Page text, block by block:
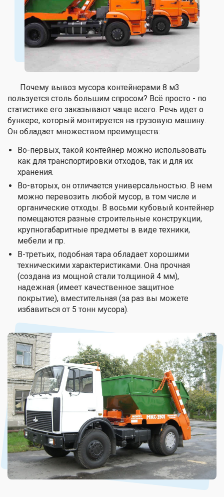
Почему вывоз мусора контейнерами 8 м3
пользуется столь большим спросом? Всё просто - по
статистике его заказывают чаще всего. Речь идет о
бункере, который монтируется на грузовую машину.
Он обладает множеством преимуществ:
Во-первых, такой контейнер можно использовать
как для транспортировки отходов, так и для их
хранения.
Во-вторых, он отличается универсальностью. В нем
можно перевозить любой мусор, в том числе и
органические отходы. В восьми кубовый контейнер
помещаются разные строительные конструкции,
крупногабаритные предметы в виде техники,
мебели и пр.
В-третьих, подобная тара обладает хорошими
техническими характеристиками. Она прочная
(создана из мощной стали толщиной 4 мм),
надежная (имеет качественное защитное
покрытие), вместительная (за раз вы можете
избавиться от 5 тонн мусора).